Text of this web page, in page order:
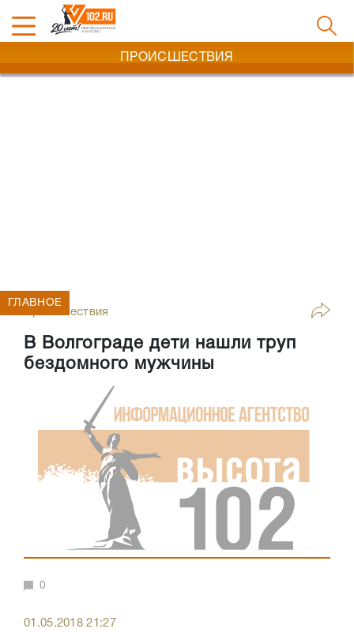
ПРОИСШЕСТВИЯ
Происшествия
В Волгограде дети нашли труп
бездомного мужчины
ГЛАВНОЕ
0
01.05.2018 21:27